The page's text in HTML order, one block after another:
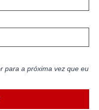
para a próxima vez que eu